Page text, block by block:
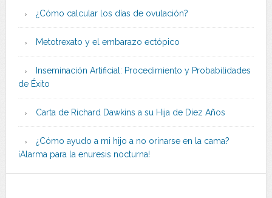
¿Cómo calcular los días de ovulación?
Metotrexato y el embarazo ectópico
Inseminación Artificial: Procedimiento y Probabilidades
de Éxito
Carta de Richard Dawkins a su Hija de Diez Años
¿Cómo ayudo a mi hijo a no orinarse en la cama?
¡Alarma para la enuresis nocturna!